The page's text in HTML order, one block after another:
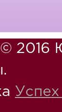
2016